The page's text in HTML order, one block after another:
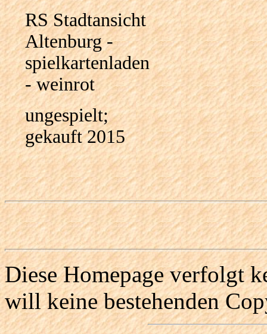
RS Stadtansicht
Altenburg -
spielkartenladen
- weinrot
ungespielt;
gekauft 2015
Diese Homepage verfolgt
will keine bestehenden